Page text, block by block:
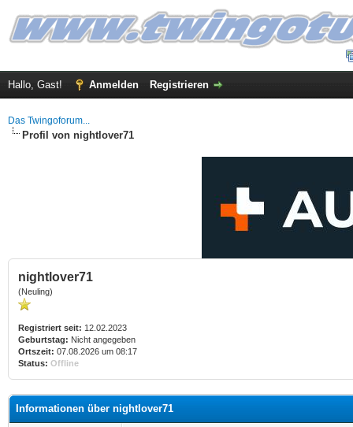
Hallo, Gast! Anmelden Registrieren
Das Twingoforum...
Profil von nightlover71
nightlover71
(Neuling)
Registriert seit: 12.02.2023
Geburtstag: Nicht angegeben
Ortszeit: 07.08.2026 um 08:17
Status: Offline
Informationen über nightlover71